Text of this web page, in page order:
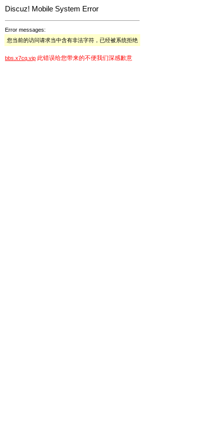
Discuz! Mobile System Error
Error messages:
您当前的访问请求当中含有非法字符，已经被系统拒绝
bbs.x7cq.vip 此错误给您带来的不便我们深感歉意